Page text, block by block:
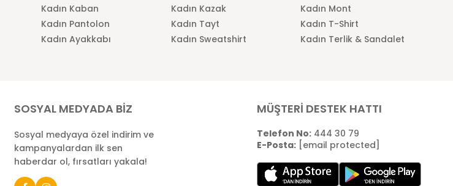
Kadın Kaban
Kadın Kazak
Kadın Mont
Kadın Pantolon
Kadın Tayt
Kadın T-Shirt
Kadın Ayakkabı
Kadın Sweatshirt Kadın Terlik & Sandalet
SOSYAL MEDYADA BİZ
Sosyal medyaya özel indirim ve
kampanyalardan ilk sen
haberdar ol, fırsatları yakala!
MÜŞTERİ DESTEK HATTI
Telefon No:444 30 79
E-Posta: [email protected]